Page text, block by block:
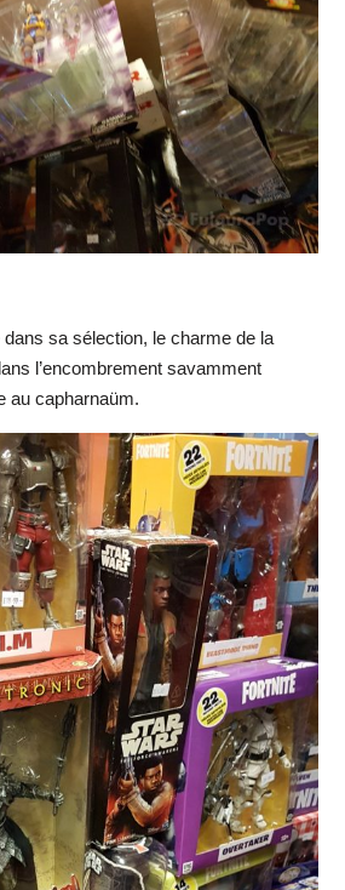
sa sélection, le charme de la
l’encombrement savamment
au capharnaüm.